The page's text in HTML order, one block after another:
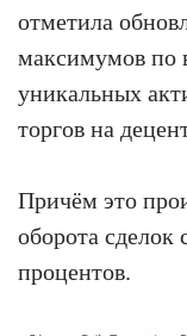
отметила
максимумов по
уникальных
торгов на
Причём это
оборота
процентов.